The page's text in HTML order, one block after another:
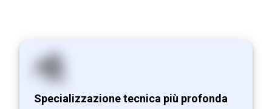
Specializzazione tecnica più profonda